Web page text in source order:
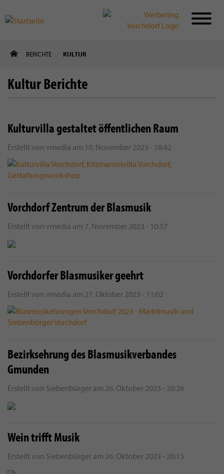
zum
BERICHTE KULTUR
Kultur Berichte
Kulturvilla gestaltet öffentlichen Raum
Erstellt von vmedia am 10. November 2023 - 18:42
Vorchdorf Zentrum der Blasmusik
Erstellt von vmedia am 7. November 2023 - 10:57
Vorchdorfer Blasmusiker geehrt
Erstellt von vmedia am 27. Oktober 2023 - 11:02
Bezirksehrung des Blasmusikverbandes
Gmunden
Erstellt von Siebenbürger am 26. Oktober 2023 - 20:26
Wein trifft Musik
Erstellt von Siebenbürger am 26. Oktober 2023 - 20:15